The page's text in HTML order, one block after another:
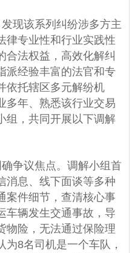
现该系列纠纷涉多方主
律专业性和行业实践性
合法权益，高效化解纠
派经验丰富的法官和专
依托辖区多元解纷机
多年、熟悉该行业交易
组，共同开展以下调解
争议焦点。调解小组首
消息、线下面谈等多种
案件细节，查清核心事
车辆发生交通事故，导
物险，无法通过保险理
8名司机是一个车队，